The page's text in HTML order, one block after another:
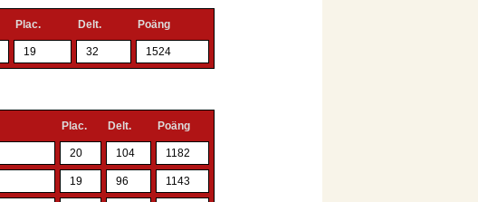
Plac. Delt. Poäng
19 32 1524
Plac. Delt. Poäng
20 104 1182
19 96 1143